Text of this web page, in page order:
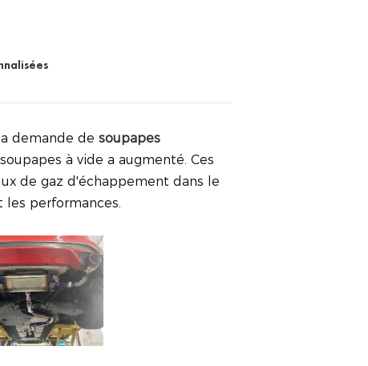
demande desoupapes
à vide a augmenté. Ces
de gaz d'échappement dans le
les performances.